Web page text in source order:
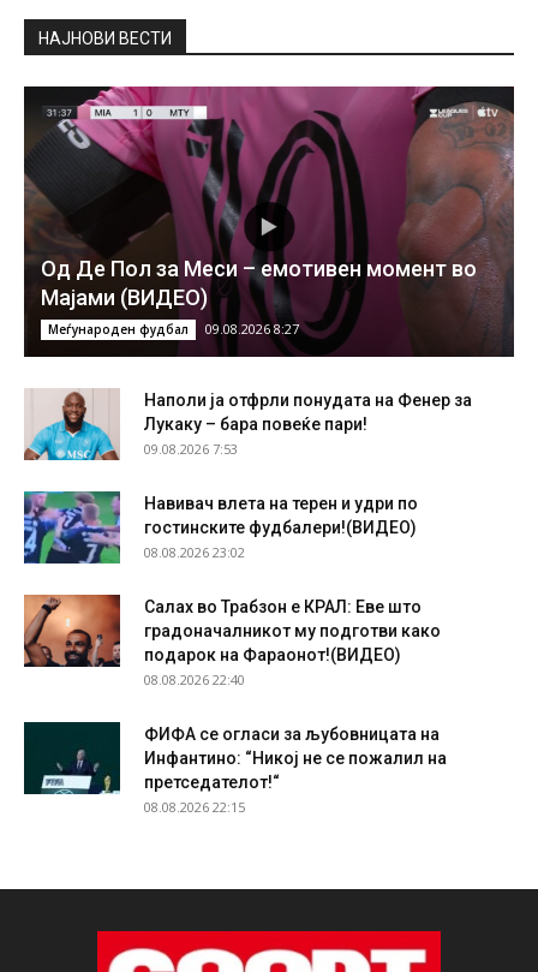
НAЈНОВИ ВЕСТИ
Од Де Пол за Меси – емотивен момент во
Мајами (ВИДЕО)
Меѓународен фудбал 09.08.2026 8:27
Наполи ја отфрли понудата на Фенер за
Лукаку – бара повеќе пари!
09.08.2026 7:53
Навивач влета на терен и удри по
гостинските фудбалери!(ВИДЕО)
08.08.2026 23:02
Салах во Трабзон е КРАЛ: Еве што
градоначалникот му подготви како
подарок на Фараонот!(ВИДЕО)
08.08.2026 22:40
ФИФА се огласи за љубовницата на
Инфантино: “Никој не се пожалил на
претседателот!“
08.08.2026 22:15